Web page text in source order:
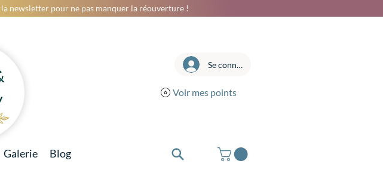
newsletter pour ne pas manquer la réouverture !
Galerie Blog
Se connecter
Voir mes points